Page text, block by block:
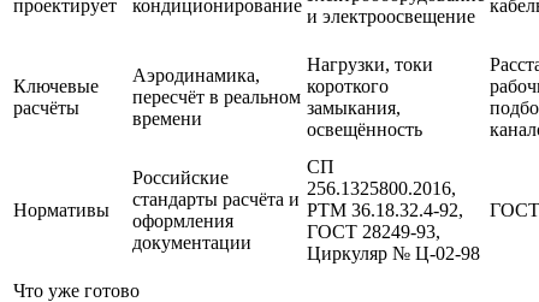
проектирует
кондиционирование
и электроосвещение
Ключевые
расчёты
Аэродинамика,
пересчёт в реальном
времени
Нагрузки, токи
короткого
замыкания,
освещённость
Нормативы
Российские
стандарты расчёта и
оформления
документации
СП
256.1325800.2016,
РТМ 36.18.32.4-92,
ГОСТ 28249-93,
Циркуляр № Ц-02-98
ГОСТ
Что уже готово